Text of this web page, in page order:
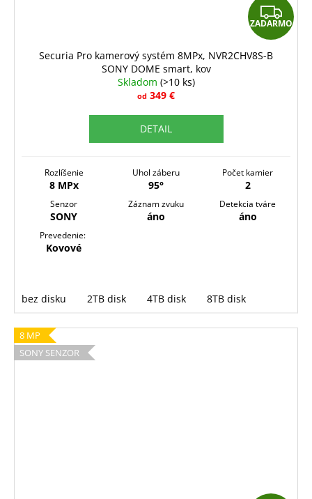
Z
A
ZADARMO
Securia Pro kamerový systém 8MPx, NVR2CHV8S-B
SONY DOME smart, kov
Skladom (>10 ks)
od 349 €
DETAIL
Rozlíšenie
8 MPx
Uhol záberu
95°
Počet kamier
2
Senzor
SONY
Záznam zvuku
áno
Detekcia tváre
áno
Prevedenie:
Kovové
bez disku 2TB disk 4TB disk 8TB disk
8 MP
SONY SENZOR